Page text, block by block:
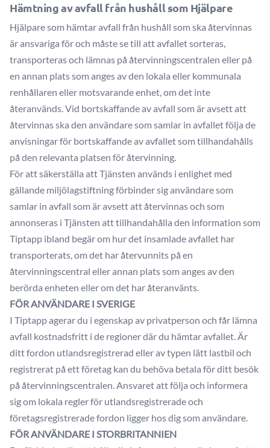
Hämtning av avfall från hushåll som Hjälpare
Hjälpare som hämtar avfall från hushåll som ska återvinnas
är ansvariga för och måste se till att avfallet sorteras,
transporteras och lämnas på återvinningscentralen eller på
en annan plats som anges av den lokala eller kommunala
renhållaren eller motsvarande enhet, om det inte
återanvänds. Vid bortskaffande av avfall som är avsett att
återvinnas ska den användare som samlar in avfallet följa de
anvisningar för bortskaffande av avfallet som tillhandahålls
på den relevanta platsen för återvinning.
För att säkerställa att Tjänsten används i enlighet med
gällande miljölagstiftning förbinder sig användare som
samlar in avfall som är avsett att återvinnas och som
annonseras i Tjänsten att tillhandahålla den information som
Tiptapp ibland begär om hur det insamlade avfallet har
transporterats, om det har återvunnits på en
återvinningscentral eller annan plats som anges av den
berörda enheten eller om det har återanvänts.
FÖR ANVÄNDARE I SVERIGE
I Tiptapp agerar du i egenskap av privatperson och får lämna
avfall kostnadsfritt i de regioner där du hämtar avfallet. Är
ditt fordon utlandsregistrerad eller av typen lätt lastbil och
registrerat på ett företag kan du behöva betala för ditt besök
på återvinningscentralen. Ansvaret att följa och informera
sig om lokala regler för utlandsregistrerade och
företagsregistrerade fordon ligger hos dig som användare.
FÖR ANVÄNDARE I STORBRITANNIEN